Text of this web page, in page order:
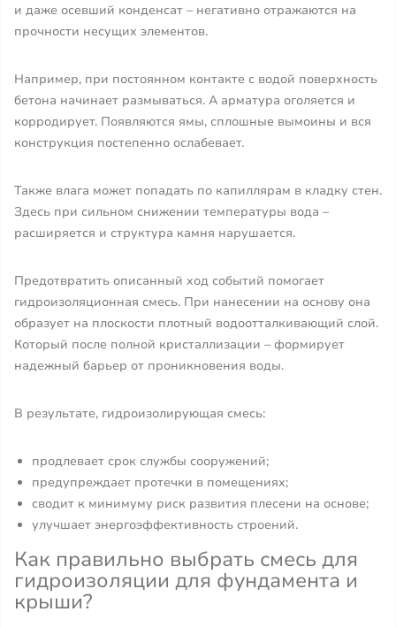
и даже осевший конденсат – негативно отражаются на
прочности несущих элементов.
Например, при постоянном контакте с водой поверхность
бетона начинает размываться. А арматура оголяется и
корродирует. Появляются ямы, сплошные вымоины и вся
конструкция постепенно ослабевает.
Также влага может попадать по капиллярам в кладку стен.
Здесь при сильном снижении температуры вода –
расширяется и структура камня нарушается.
Предотвратить описанный ход событий помогает
гидроизоляционная смесь. При нанесении на основу она
образует на плоскости плотный водоотталкивающий слой.
Который после полной кристаллизации – формирует
надежный барьер от проникновения воды.
В результате, гидроизолирующая смесь:
продлевает срок службы сооружений;
предупреждает протечки в помещениях;
сводит к минимуму риск развития плесени на основе;
улучшает энергоэффективность строений.
Как правильно выбрать смесь для
гидроизоляции для фундамента и
крыши?